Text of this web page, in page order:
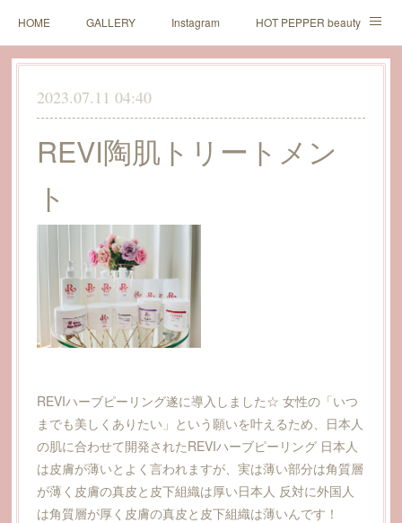
HOME GALLERY Instagram HOT PEPPER beauty
LINE予約
2023.07.11 04:40
REVI陶肌トリートメン
ト
REVIハーブピーリング遂に導入しました☆ 女性の「いつ
までも美しくありたい」という願いを叶えるため、日本人
の肌に合わせて開発されたREVIハーブピーリング 日本人
は皮膚が薄いとよく言われますが、実は薄い部分は角質層
が薄く皮膚の真皮と皮下組織は厚い日本人 反対に外国人
は角質層が厚く皮膚の真皮と皮下組織は薄いんです！